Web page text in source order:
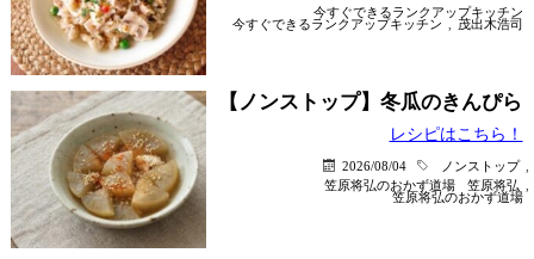
今すぐできるランクアップキッチン
今すぐできるランクアップキッチン
茂出木浩司
【ノンストップ】冬瓜のきんぴら
レシピはこちら！
2026/08/04 ノンストップ
笠原将弘のおかず道場
笠原将弘
笠原将弘のおかず道場